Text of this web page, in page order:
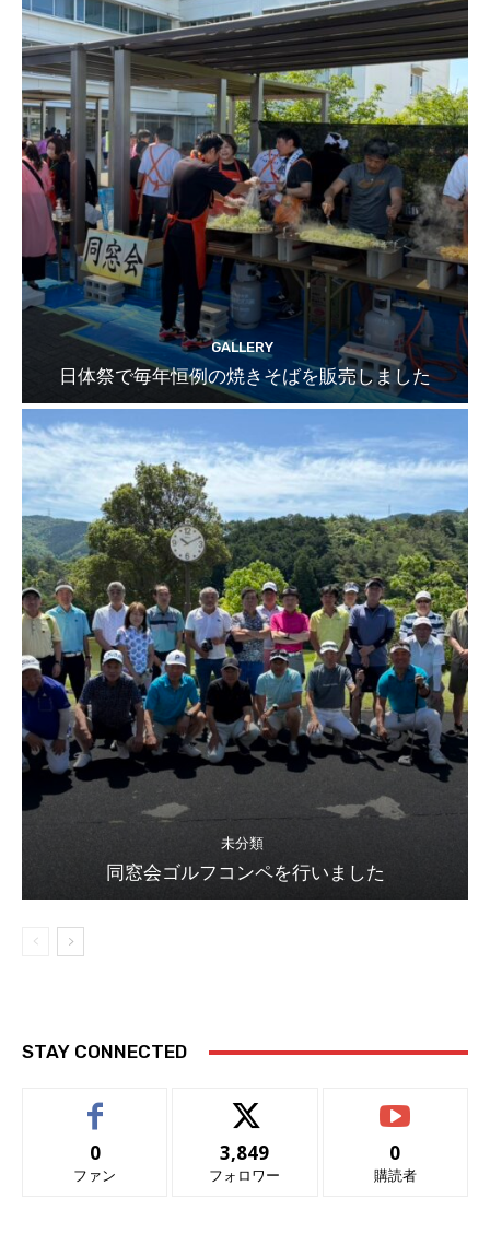
GALLERY
日体祭で毎年恒例の焼きそばを販売しました
未分類
同窓会ゴルフコンペを行いました
STAY CONNECTED
0
ファン
3,849
フォロワー
0
購読者